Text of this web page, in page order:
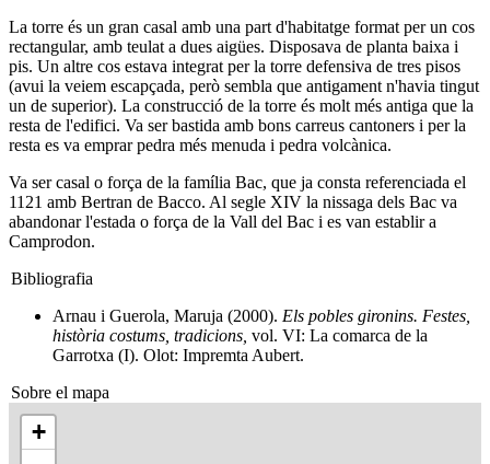
La torre és un gran casal amb una part d'habitatge format per un cos
rectangular, amb teulat a dues aigües. Disposava de planta baixa i
pis. Un altre cos estava integrat per la torre defensiva de tres pisos
(avui la veiem escapçada, però sembla que antigament n'havia tingut
un de superior). La construcció de la torre és molt més antiga que la
resta de l'edifici. Va ser bastida amb bons carreus cantoners i per la
resta es va emprar pedra més menuda i pedra volcànica.
Va ser casal o força de la família Bac, que ja consta referenciada el
1121 amb Bertran de Bacco. Al segle XIV la nissaga dels Bac va
abandonar l'estada o força de la Vall del Bac i es van establir a
Camprodon.
Bibliografia
Arnau i Guerola, Maruja (2000). Els pobles gironins. Festes,
història costums, tradicions, vol. VI: La comarca de la
Garrotxa (I). Olot: Impremta Aubert.
Sobre el mapa
+